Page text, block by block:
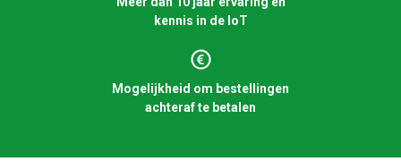
kennis in de IoT
Mogelijkheid om bestellingen
achteraf te betalen